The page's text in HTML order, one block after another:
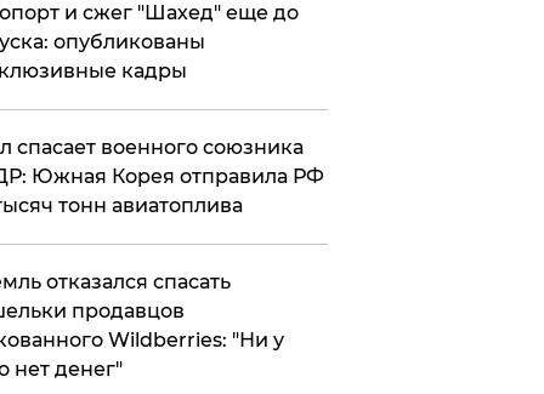
и сжег "Шахед" еще до
опубликованы
кадры
спасает военного союзника
Южная Корея отправила РФ
тонн авиатоплива
отказался спасать
продавцов
Wildberries: "Ни у
нет денег"